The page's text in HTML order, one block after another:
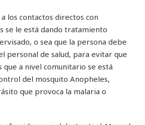
los contactos directos con
se le está dando tratamiento
o sea que la persona debe
personal de salud, para evitar que
a nivel comunitario se está
del mosquito Anopheles,
que provoca la malaria o